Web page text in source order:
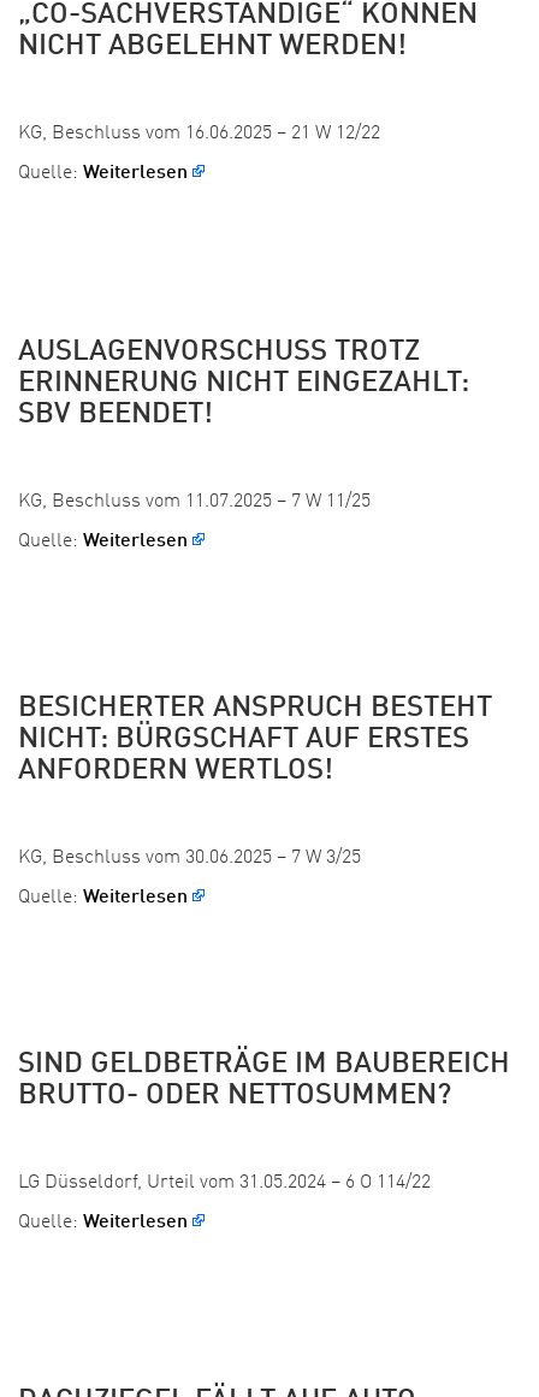
„CO-SACHVERSTÄNDIGE“ KÖNNEN
NICHT ABGELEHNT WERDEN!
KG, Beschluss vom 16.06.2025 – 21 W 12/22
Quelle: Weiterlesen
AUSLAGENVORSCHUSS TROTZ
ERINNERUNG NICHT EINGEZAHLT:
SBV BEENDET!
KG, Beschluss vom 11.07.2025 – 7 W 11/25
Quelle: Weiterlesen
BESICHERTER ANSPRUCH BESTEHT
NICHT: BÜRGSCHAFT AUF ERSTES
ANFORDERN WERTLOS!
KG, Beschluss vom 30.06.2025 – 7 W 3/25
Quelle: Weiterlesen
SIND GELDBETRÄGE IM BAUBEREICH
BRUTTO- ODER NETTOSUMMEN?
LG Düsseldorf, Urteil vom 31.05.2024 – 6 O 114/22
Quelle: Weiterlesen